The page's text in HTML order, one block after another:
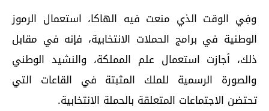
وفِي الوقت الذي منعت فيه الهاكا، استعمال الرموز
الوطنية في برامج الحملات الانتخابية، فإنه في مقابل
ذلك، أجازت استعمال علم المملكة، والنشيد الوطني
والصورة الرسمية للملك المثبتة في القاعات التي
تحتضن الاجتماعات المتعلقة بالحملة الانتخابية.